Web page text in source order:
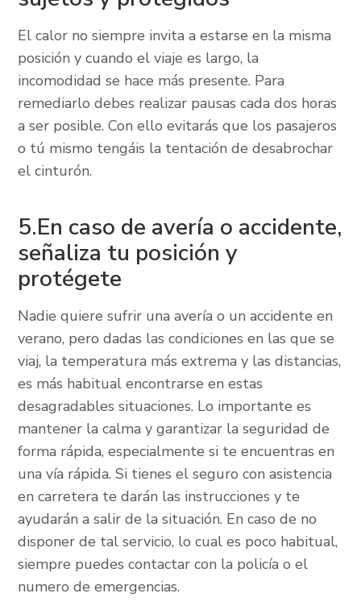
El calor no siempre invita a estarse en la misma
posición y cuando el viaje es largo, la
incomodidad se hace más presente. Para
remediarlo debes realizar pausas cada dos horas
a ser posible. Con ello evitarás que los pasajeros
o tú mismo tengáis la tentación de desabrochar
el cinturón.
5.En caso de avería o accidente,
señaliza tu posición y
protégete
Nadie quiere sufrir una avería o un accidente en
verano, pero dadas las condiciones en las que se
viaj, la temperatura más extrema y las distancias,
es más habitual encontrarse en estas
desagradables situaciones. Lo importante es
mantener la calma y garantizar la seguridad de
forma rápida, especialmente si te encuentras en
una vía rápida. Si tienes el seguro con asistencia
en carretera te darán las instrucciones y te
ayudarán a salir de la situación. En caso de no
disponer de tal servicio, lo cual es poco habitual,
siempre puedes contactar con la policía o el
numero de emergencias.